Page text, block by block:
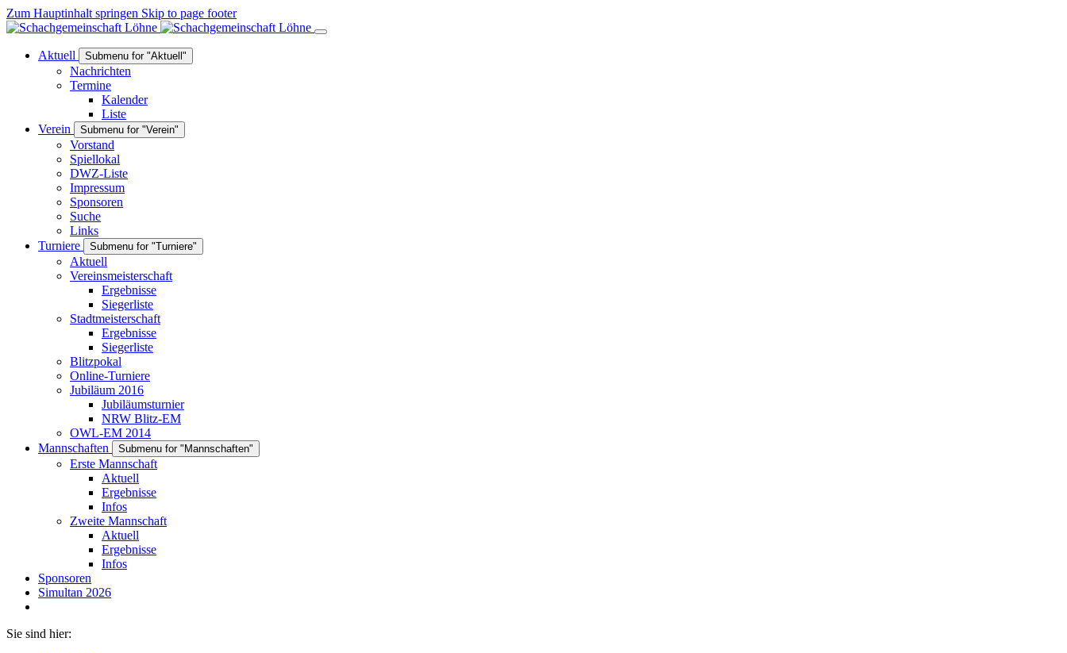
Zum Hauptinhalt springen Skip to page footer
Aktuell Submenu for "Aktuell"
Nachrichten
Termine
Kalender
Liste
Verein
Submenu for "Verein"
Vorstand
Spiellokal
DWZ-Liste
Impressum
Sponsoren
Suche
Links
Turniere
Submenu for "Turniere"
Aktuell
Vereinsmeisterschaft
Ergebnisse
Siegerliste
Stadtmeisterschaft
Ergebnisse
Siegerliste
Blitzpokal
Online-Turniere
Jubiläum 2016
Jubiläumsturnier
NRW Blitz-EM
OWL-EM 2014
Mannschaften
Submenu for "Mannschaften"
Erste Mannschaft
Aktuell
Ergebnisse
Infos
Zweite Mannschaft
Aktuell
Ergebnisse
Infos
Sponsoren
Simultan 2026
Sie sind hier: